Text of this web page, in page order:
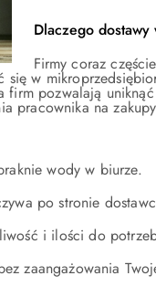
Dlaczego
Firmy coraz
w
firm pozwalają
pracownika na
wody w biurze.
po stronie
i ilości do
zaangażowania